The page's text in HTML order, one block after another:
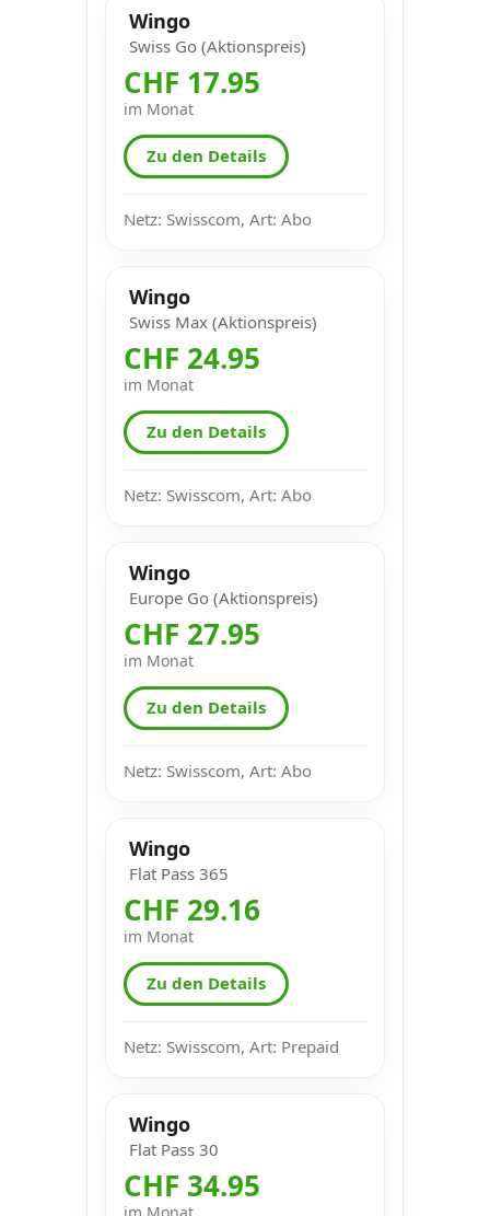
Wingo
Swiss Go (Aktionspreis)
CHF 17.95
im Monat
Zu den Details
Netz: Swisscom, Art: Abo
Wingo
Swiss Max (Aktionspreis)
CHF 24.95
im Monat
Zu den Details
Netz: Swisscom, Art: Abo
Wingo
Europe Go (Aktionspreis)
CHF 27.95
im Monat
Zu den Details
Netz: Swisscom, Art: Abo
Wingo
Flat Pass 365
CHF 29.16
im Monat
Zu den Details
Netz: Swisscom, Art: Prepaid
Wingo
Flat Pass 30
CHF 34.95